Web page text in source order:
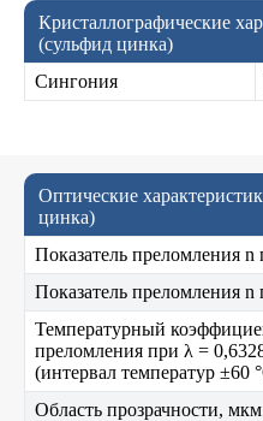
Кристаллографические
(сульфид цинка)
Сингония
Оптические
цинка)
Показатель преломления
Показатель преломления
Температурный
преломления при λ =
(интервал температур ±60
Область прозрачности,